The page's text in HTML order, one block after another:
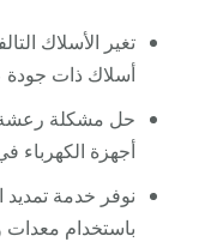
تغير الأسلاك
أسلاك ذات
حل مشكلة رعشة
أجهزة الكهرباء
نوفر خدمة
باستخدام معدات